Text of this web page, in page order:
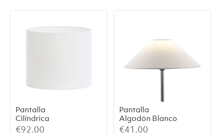
Pantalla
Cilíndrica
LIVIGNO –
€92.00
Pantalla
Algodón Blanco
35x9x18
€41.00